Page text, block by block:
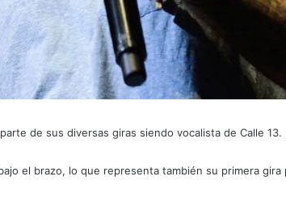
de sus diversas giras siendo vocalista de Calle 13.
el brazo, lo que representa también su primera